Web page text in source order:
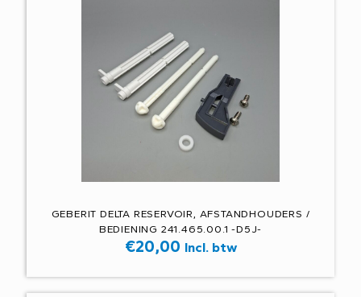
GEBERIT DELTA RESERVOIR, AFSTANDHOUDERS /
BEDIENING 241.465.00.1 -D5J-
€20,00 Incl. btw